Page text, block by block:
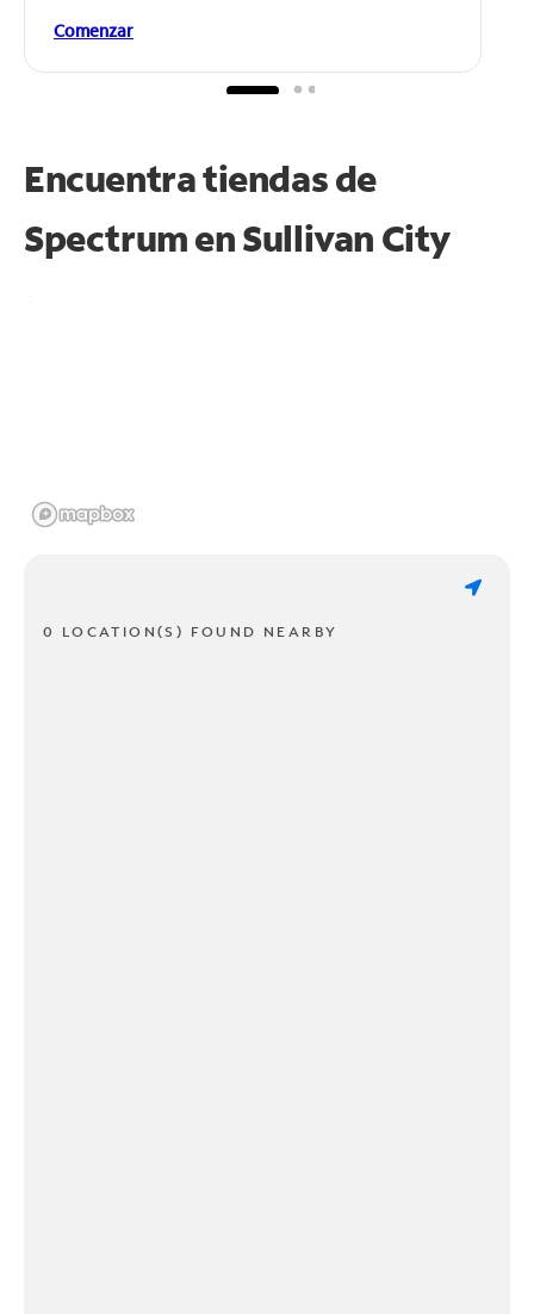
Comenzar
Encuentra tiendas de
Spectrum enSullivan City
0 LOCATION(S) FOUND NEARBY